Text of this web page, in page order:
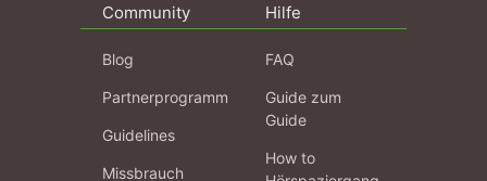
Community
Blog
Partnerprogramm
Guidelines
Missbrauch
Hilfe
FAQ
Guide zum
Guide
How to